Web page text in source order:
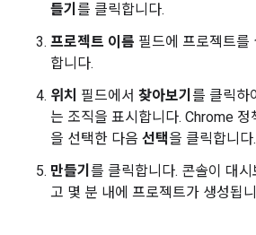
들기 를 클릭합니다.
프로젝트 이름 필드에 프로젝트를
합니다.
위치 필드에서 찾아보기 를 클릭하
는 조직을 표시합니다. Chrome 정
을 선택한 다음 선택을 클릭합니다.
만들기 를 클릭합니다. 콘솔이 대
고 몇 분 내에 프로젝트가 생성됩